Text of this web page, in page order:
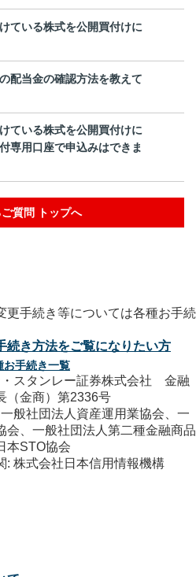
ている株式を公開買付けに
配当金の確認方法を教えて
ている株式を公開買付けに
専用口座で申込みはできま
質問 トップへ
続き方法をご覧になりたい方
お手続き一覧
スタンレー証券株式会社 金融
金商）第2336号
般社団法人資産運用業協会、一
会、一般社団法人第二種金融商品
本STO協会
: 株式会社日本信用情報機構